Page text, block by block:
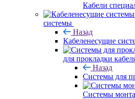
Кабели
системы
Назад
Кабеленесущие
для прокладки
Назад
Системы для
Системы